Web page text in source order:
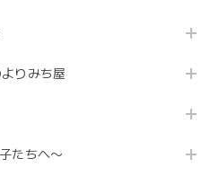
よりみち屋
たちへ〜